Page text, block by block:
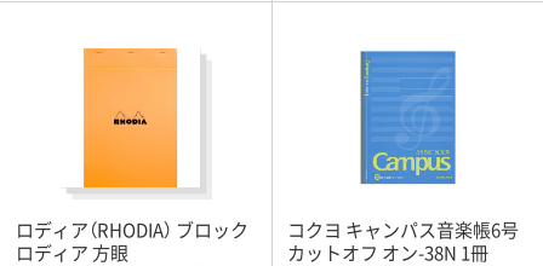
ロディア（RHODIA） ブロック
ロディア 方眼
コクヨ キャンパス音楽帳6号
カットオフ オン-38N 1冊